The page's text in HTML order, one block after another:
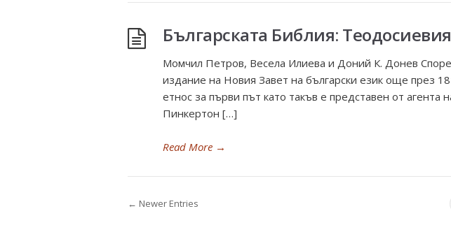
Българската Библия:
Момчил Петров, Весела Илиева и Доний К. Донев
издание на Новия Завет на български език още през
етнос за първи път като такъв е представен от
Пинкертон […]
Read More →
← Newer Entries